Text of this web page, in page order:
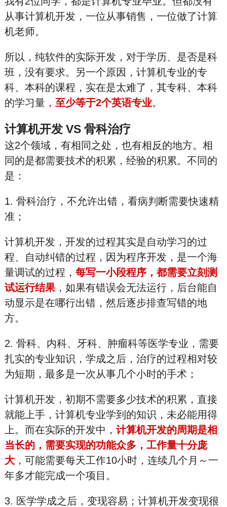
从事计算机开发，一位从事销售，一位做了计算
机老师。
所以，纯软件的实际开发，对于学历、是否是科
班，没有要求。另一个原因，计算机专业的专
科、本科的课程，实在是太难了，其专科、本科
的学习量， 至少等于2个英语专业。
计算机开发 VS 骨科治疗
这2个领域，有相同之处，也有相反的地方。相
同的是都需要技术的积累，经验的积累。不同的
是：
1. 骨科治疗，不允许出错，看病判断需要快速精
准；
计算机开发，开发的过程其实是自动学习的过
程、自动纠错的过程，因为程序开发，是一个海
量调试的过程， 每写一小段程序，都需要立刻测
试运行结果，如果有错误会无法运行，后台能自
动显示是在哪行出错，然后逐步排查写错的地
方。
2. 骨科、内科、牙科、肿瘤科等医学专业，需要
扎实的专业知识，学成之后，治疗的过程相对较
为短期，最多是一次从事几个小时的手术；
计算机开发，初期不需要多少技术的积累，直接
就能上手，计算机专业学到的知识，未必能用得
上。而在实际的开发中， 计算机开发的周期是相
当长的，需要实现的功能众多，工作量十分庞
大，可能需要每天工作10小时，连续几个月～一
年多才能完成一个项目。
3. 医学学成之后，变现容易；计算机开发变现很